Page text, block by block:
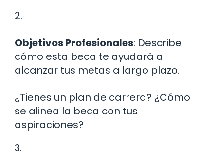
2.
Objetivos Profesionales: Describe
cómo esta beca te ayudará a
alcanzar tus metas a largo plazo.
¿Tienes un plan de carrera? ¿Cómo
se alinea la beca con tus
aspiraciones?
3.